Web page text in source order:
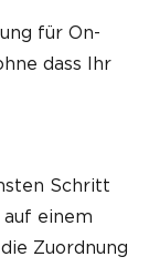
für On-
dass Ihr
Schritt
einem
Zuordnung